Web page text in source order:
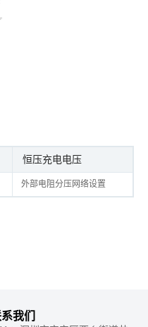
恒压充电电压
外部电阻分压网络设置
我们